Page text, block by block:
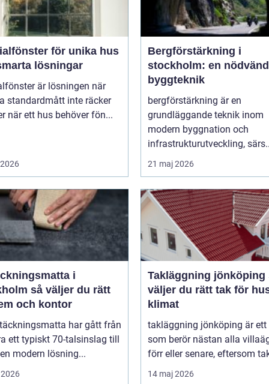
för unika hus
lösningar
är lösningen när
standardmått inte räcker
när ett hus behöver fön...
Bergförstärkning i
stockholm: en
byggteknik
bergförstärkning är en
grundläggande teknik inom
modern byggnation och
infrastrukturutveckling,
21 maj 2026
i
du rätt
och kontor
har gått från
ett typiskt 70-talsinslag till
modern lösning...
Takläggning jönköping så
väljer du rätt tak för
klimat
takläggning jönköping är ett
som berör nästan alla
förr eller senare, eftersom
14 maj 2026